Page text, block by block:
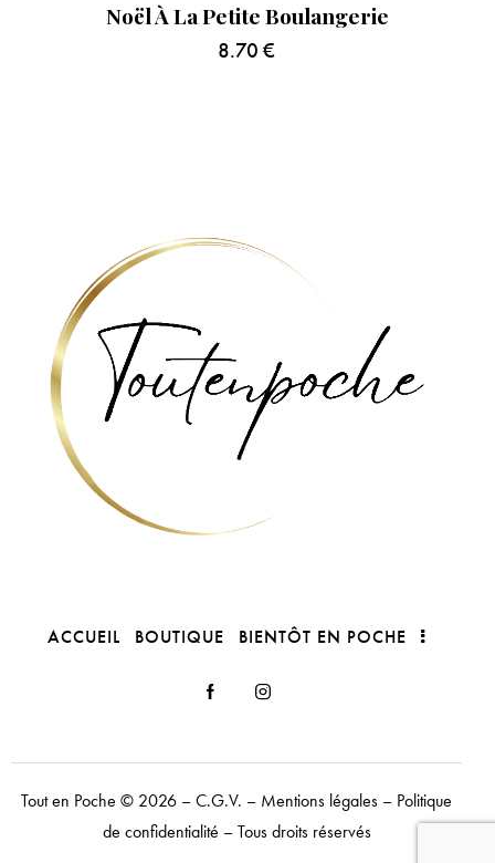
Noël À La Petite Boulangerie
8.70 €
ACCUEIL BOUTIQUE BIENTÔT EN POCHE
Tout en Poche © 2026 –C.G.V. – Mentions légales – Politique
de confidentialité – Tous droits réservés